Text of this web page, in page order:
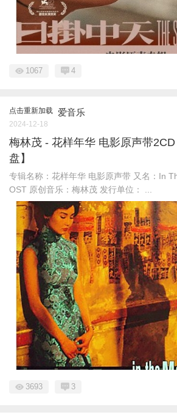
1067 4
点击重新加载 爱音乐
2024-12-18
梅林茂 - 花样年华 电影原声带2CD
盘】
专辑名称：花样年华 电影原声带 又名：In
OST 原创音乐：梅林茂 发行单位： ...
3693 3